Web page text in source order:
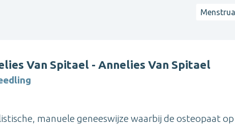
Van Spitael - Annelies Van Spitael
manuele geneeswijze waarbij de osteopaat